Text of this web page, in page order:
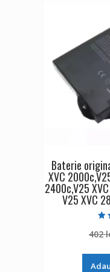
Baterie
XVC
2400c,V25
V25 XVC
402